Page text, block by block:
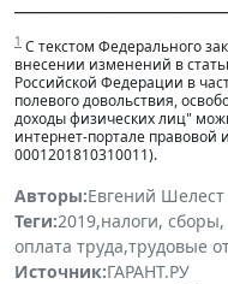
1 С текстом Федерального
внесении изменений в
Российской Федерации в
полевого довольствия,
доходы физических лиц"
интернет-портале
0001201810310011).
Авторы:Евгений Шелест
Теги:2019,налоги,
оплата труда,трудовые
Источник:ГАРАНТ.РУ